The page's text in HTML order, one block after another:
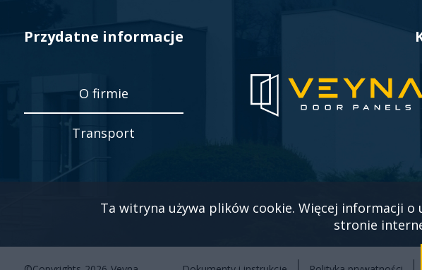
Przydatne informacje
O firmie
Transport
Ta witryna używa plików cookie. Więcej informacji o
stronie